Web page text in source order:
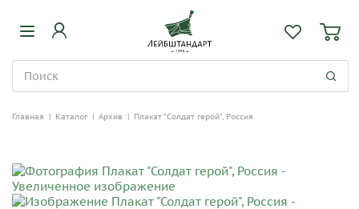
Главная | Каталог | Архив | Плакат "Солдат герой", Россия